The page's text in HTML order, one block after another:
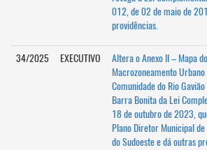
012, de 02 de maio de
providências.
34/2025 EXECUTIVO
Altera o Anexo II – Mapa do
Macrozoneamento
Comunidade do Rio
Barra Bonita da Lei
18 de outubro de 2023,
Plano Diretor Municipal de
do Sudoeste e dá outras